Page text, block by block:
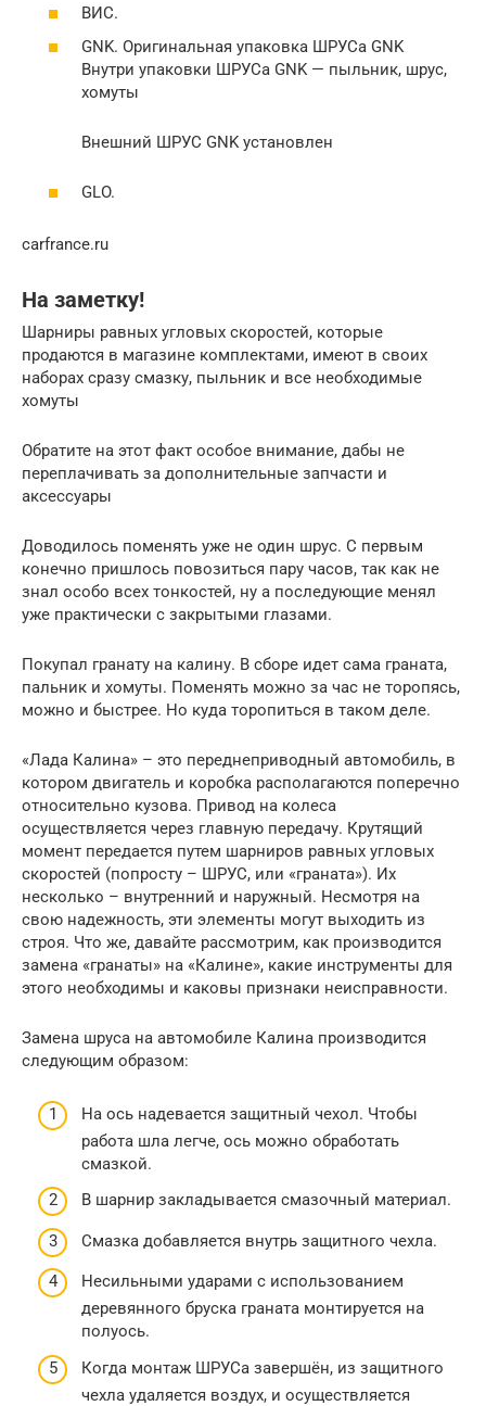
ВИС.
GNK. Оригинальная упаковка ШРУСа GNK
Внутри упаковки ШРУСа GNK — пыльник, шрус,
хомуты
Внешний ШРУС GNK установлен
GLO.
carfrance.ru
На заметку!
Шарниры равных угловых скоростей, которые
продаются в магазине комплектами, имеют в своих
наборах сразу смазку, пыльник и все необходимые
хомуты
Обратите на этот факт особое внимание, дабы не
переплачивать за дополнительные запчасти и
аксессуары
Доводилось поменять уже не один шрус. С первым
конечно пришлось повозиться пару часов, так как не
знал особо всех тонкостей, ну а последующие менял
уже практически с закрытыми глазами.
Покупал гранату на калину. В сборе идет сама граната,
пальник и хомуты. Поменять можно за час не торопясь,
можно и быстрее. Но куда торопиться в таком деле.
«Лада Калина» – это переднеприводный автомобиль, в
котором двигатель и коробка располагаются поперечно
относительно кузова. Привод на колеса
осуществляется через главную передачу. Крутящий
момент передается путем шарниров равных угловых
скоростей (попросту – ШРУС, или «граната»). Их
несколько – внутренний и наружный. Несмотря на
свою надежность, эти элементы могут выходить из
строя. Что же, давайте рассмотрим, как производится
замена «гранаты» на «Калине», какие инструменты для
этого необходимы и каковы признаки неисправности.
Замена шруса на автомобиле Калина производится
следующим образом:
На ось надевается защитный чехол. Чтобы
работа шла легче, ось можно обработать
смазкой.
В шарнир закладывается смазочный материал.
Смазка добавляется внутрь защитного чехла.
Несильными ударами с использованием
деревянного бруска граната монтируется на
полуось.
Когда монтаж ШРУСа завершён, из защитного
чехла удаляется воздух, и осуществляется